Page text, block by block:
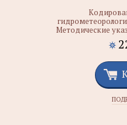
Методические